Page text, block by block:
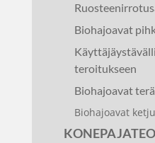
Biohajoavat
teroitukseen
Biohajoavat
Biohajoavat